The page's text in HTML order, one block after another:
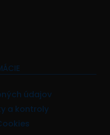
údajov
a kontroly